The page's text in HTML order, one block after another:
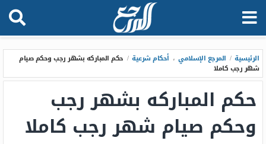
الرئيسية / المرجع الإسلامي ، أحكام شرعية / حكم المباركه بشهر رجب وحكم صيام
شهر رجب كاملا
حكم المباركه بشهر رجب
وحكم صيام شهر رجب كاملا